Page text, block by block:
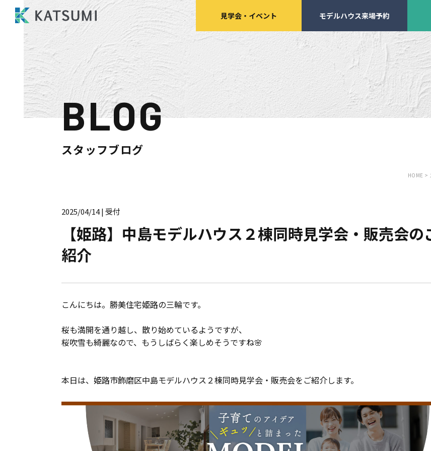
モデルハウス来場予約
物件検索
会員登録
分譲モデルハウス
素材とデザイン
耐震性能+制震性能
断熱・気密性能と快適性
モデルハウス紹介
KATSUMIの取り組み
家づくりサポー
家づくりの資
見学会 ・ イベント モデルハウス来場予約
BLOG
スタッフブログ
HOME >
2025/04/14| 受付
【姫路】中島モデルハウス２棟同時見学会・販売会の
紹介
こんにちは。勝美住宅姫路の三輪です。
桜も満開を通り越し、散り始めているようですが、
桜吹雪も綺麗なので、もうしばらく楽しめそうですね🌸
本日は、姫路市飾磨区中島モデルハウス２棟同時見学会・販売会をご紹介します。